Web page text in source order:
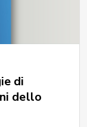
di
dello